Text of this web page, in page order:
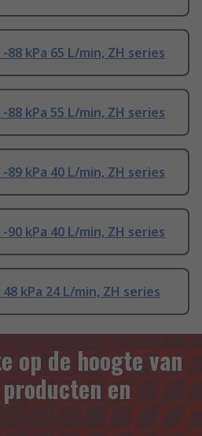
88 kPa 65 L/min, ZH series
88 kPa 55 L/min, ZH series
89 kPa 40 L/min, ZH series
90 kPa 40 L/min, ZH series
kPa 24 L/min, ZH series
op de hoogte van
en